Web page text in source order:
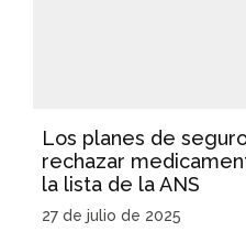
Los planes de
rechazar
la lista de la ANS
27 de julio de 2025